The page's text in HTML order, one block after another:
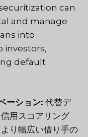
can
and manage
into
investors,
default
ーション: 代替デ
用スコアリング
り幅広い借り手の